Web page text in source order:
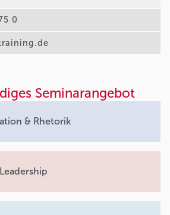
0
Seminarangebot
& Rhetorik